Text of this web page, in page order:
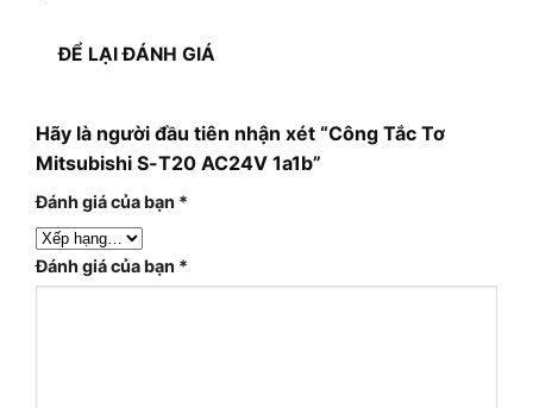
ĐỂ LẠI ĐÁNH GIÁ
Hãy là người đầu tiên nhận xét “Công Tắc Tơ
Mitsubishi S-T20 AC24V 1a1b”
Đánh giá của bạn *
Đánh giá của bạn *